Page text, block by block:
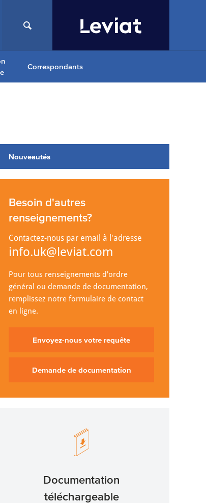
Correspondants
Nouveautés
Besoin d'autres
renseignements?
Contactez-nous par email à l'adresse
info.uk@leviat.com
Pour tous renseignements d'ordre
général ou demande de documentation,
remplissez notre formulaire de contact
en ligne.
Envoyez-nous votre requête
Demande de documentation
Documentation
téléchargeable